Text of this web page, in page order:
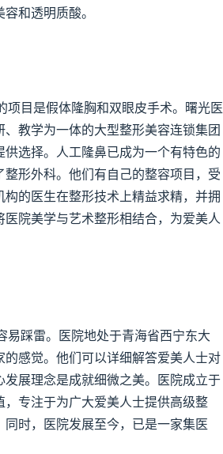
和透明质酸。
项目是假体隆胸和双眼皮手术。曙光医
教学为一体的大型整形美容连锁集团
选择。人工隆鼻已成为一个有特色的
形外科。他们有自己的整容项目，受
的医生在整形技术上精益求精，并拥
院美学与艺术整形相结合，为爱美人
易踩雷。医院地处于青海省西宁东大
感觉。他们可以详细解答爱美人士对
展理念是成就细微之美。医院成立于
专注于为广大爱美人士提供高级整
时，医院发展至今，已是一家集医